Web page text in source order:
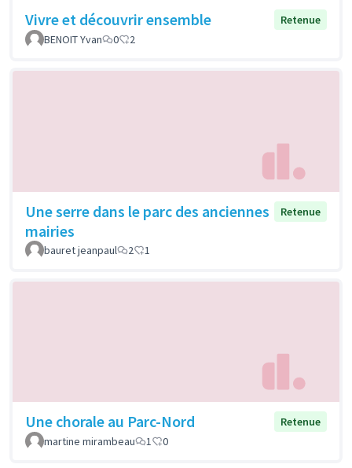
Vivre et découvrir ensemble
Retenue
BENOIT Yvan
0 2
Une serre dans le parc des anciennes
mairies
Retenue
bauret jeanpaul 2 1
Une chorale au Parc-Nord
Retenue
martine mirambeau
1 0